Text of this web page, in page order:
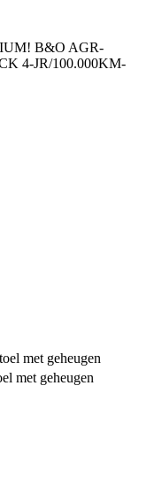
B&O AGR-
4-JR/100.000KM-
met geheugen
met geheugen